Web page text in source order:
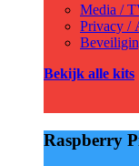
Media /
Privacy /
Bekijk alle kits
Raspberry